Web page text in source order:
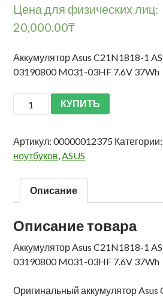
Цена для физических лиц:
20,000.00₸
Аккумулятор Asus C21N1818-1
03190800 M031-03HF 7.6V 37Wh
КУПИТЬ
Артикул:00000012375 Категории:
ноутбуков ASUS
Описание
Описание товара
Аккумулятор Asus C21N1818-1
03190800 M031-03HF 7.6V 37Wh
Оригинальный аккумулятор Asus